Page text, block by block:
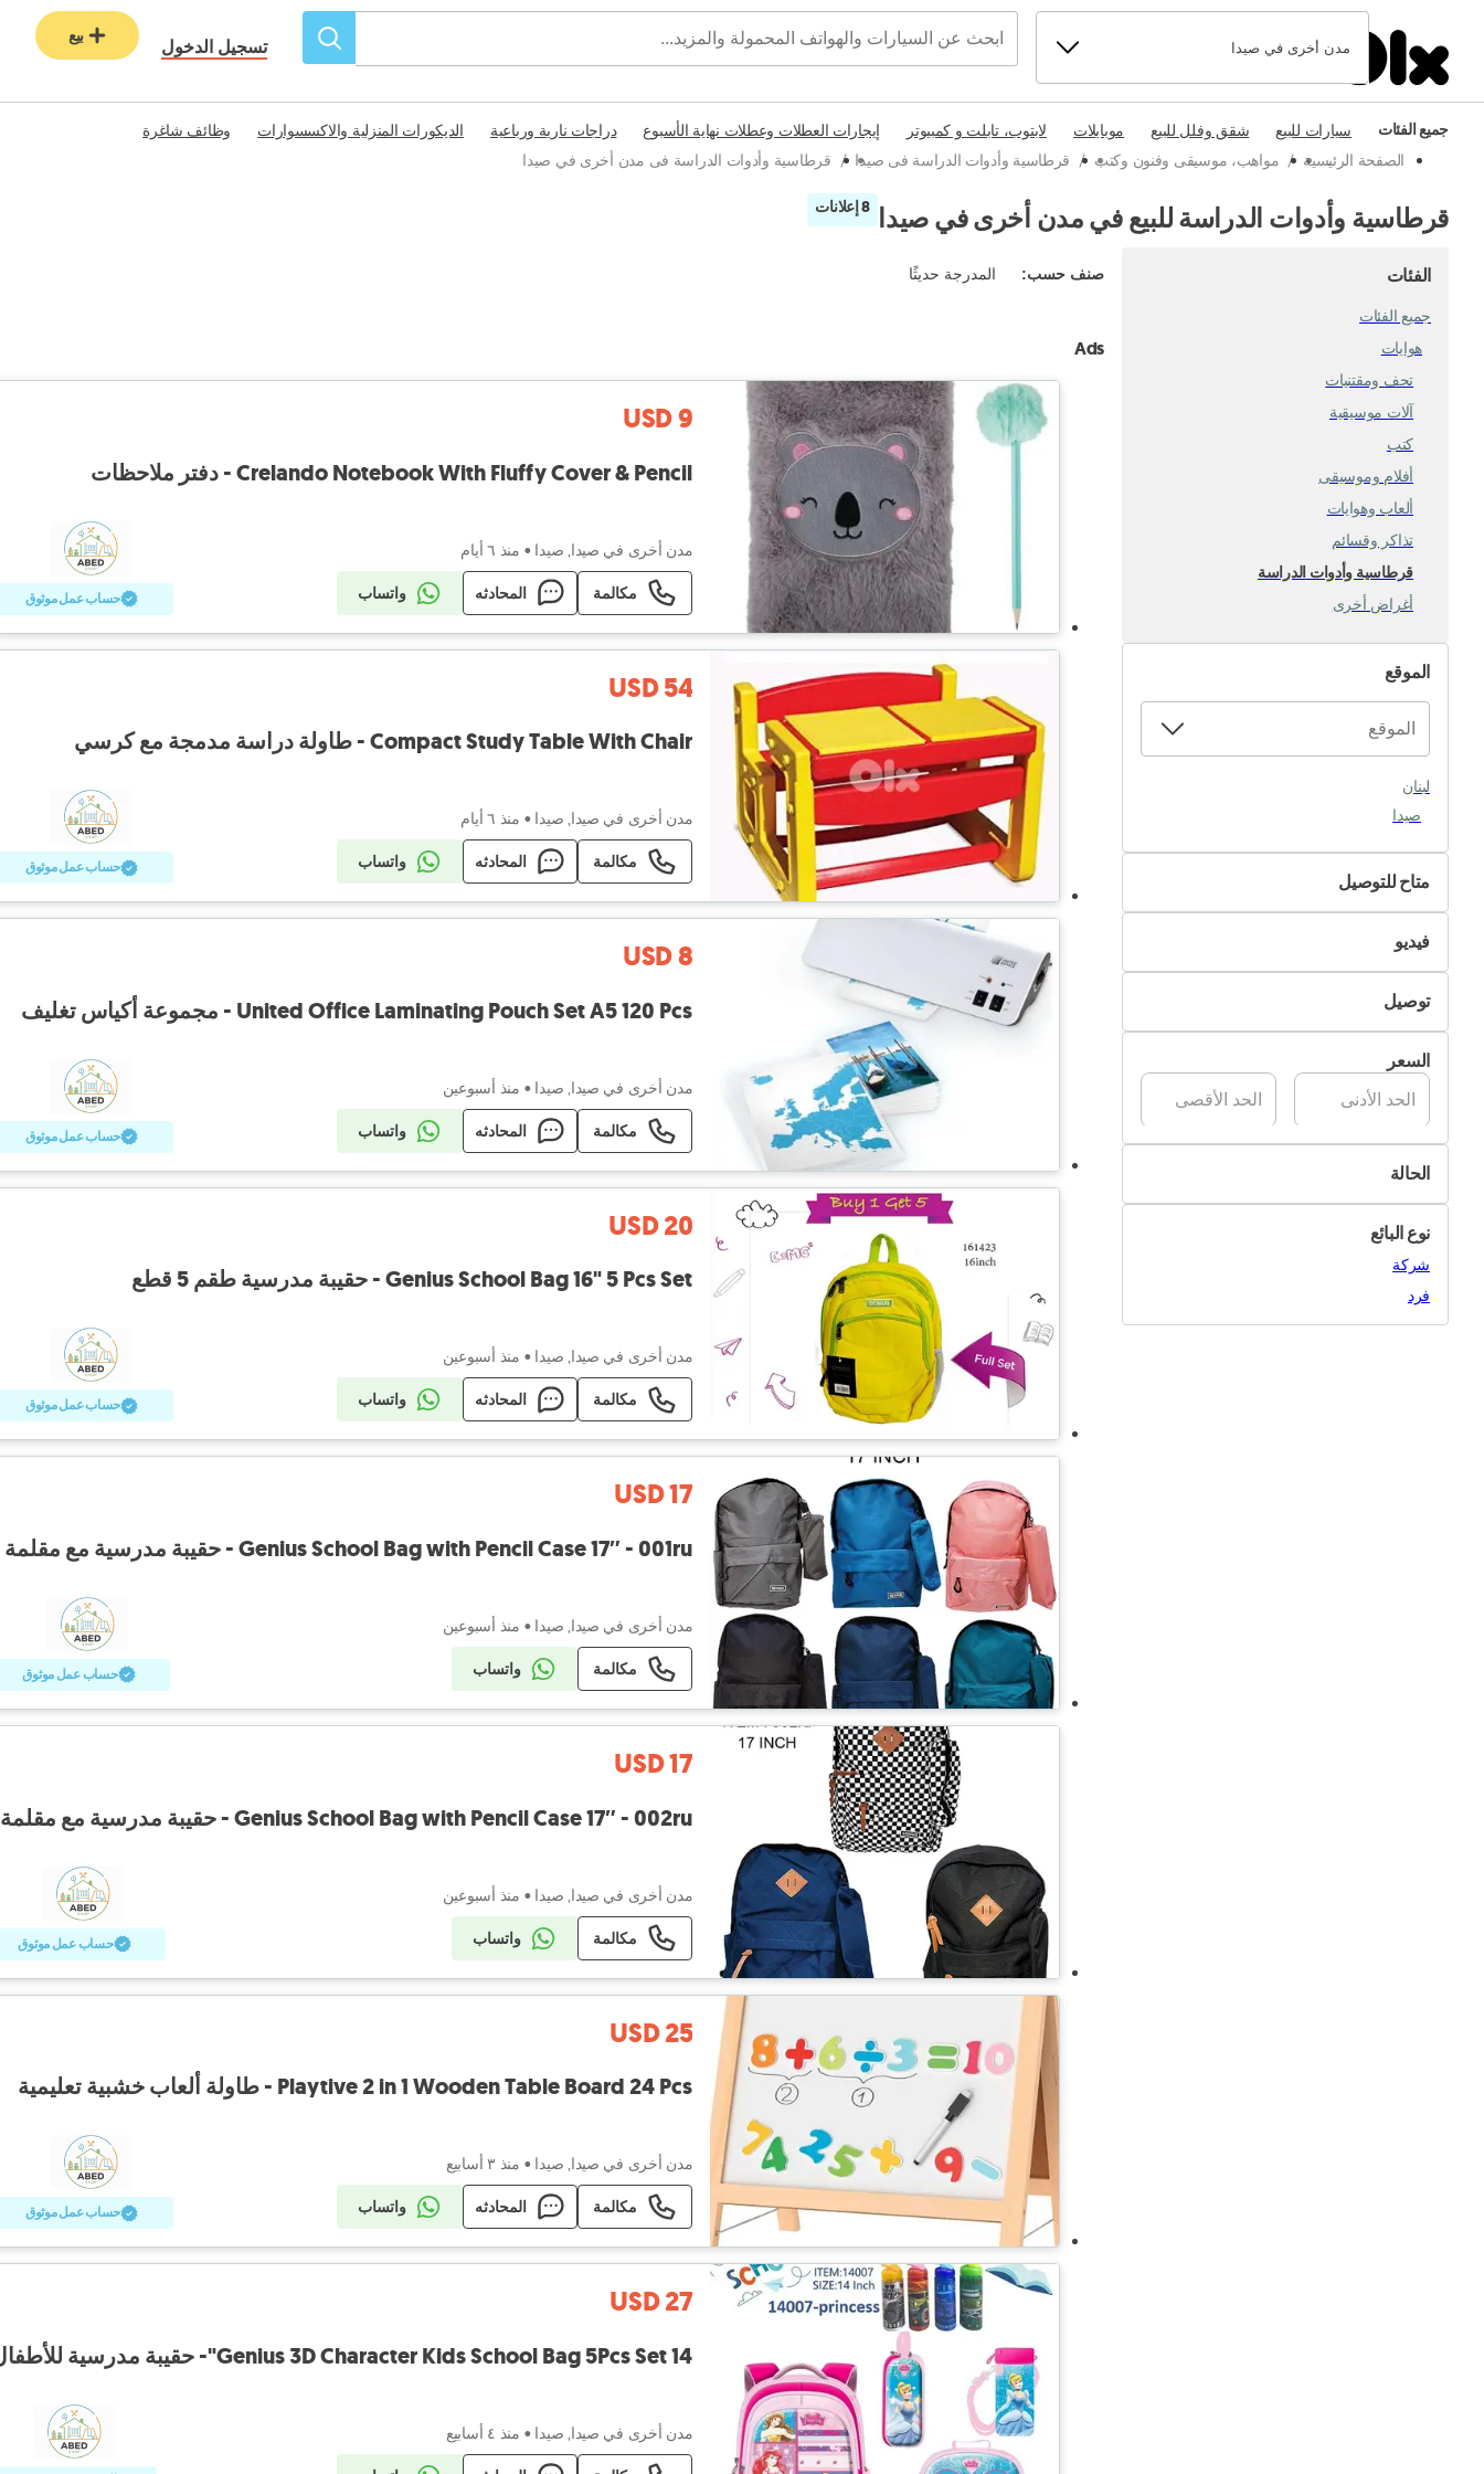
مدن أخرى في صيدا تسجيل الدخول
بيع
جميع الفئات سيارات للبيع شقق وفلل للبيع موبايلات لابتوب، تابلت و كمبيوتر إيجارات العطلات وعطلات نهاية الأسبوع دراجات نارية ورباعية الديكورات المنزلية والاكسسوارات
وظائف شاغرة
الصفحة الرئيسية / مواهب، موسيقى وفنون وكتب / قرطاسية وأدوات الدراسة فى صيدا / قرطاسية وأدوات الدراسة فى مدن أخرى في صيدا
قرطاسية وأدوات الدراسة للبيع في مدن أخرى في صيدا 8 إعلانات
الفئات
جميع الفئات
هوايات
تحف ومقتنيات
آلات موسيقية
كتب
أفلام وموسيقى
ألعاب وهوايات
تذاكر وقسائم
قرطاسية وأدوات الدراسة
أغراض أخرى
الموقع
لبنان
صيدا
متاح للتوصيل
لا
نعمفيديو
غير متوفر
متوفرتوصيل
التسليم الذاتي
تسليم Pik&Dropالسعر
الحالة
جديد
مستعملنوع البائع
شركة
فرد
صنف حسب: المدرجة حديثًا
Ads
USD 9
Crelando Notebook With Fluffy Cover & Pencil - دفتر ملاحظات
مدن أخرى في صيدا, صيدا • منذ ٦ أيام
مكالمة المحادثه واتساب حساب عمل موثوق
USD 54
Compact Study Table With Chair - طاولة دراسة مدمجة مع كرسي
مدن أخرى في صيدا, صيدا • منذ ٦ أيام
مكالمة المحادثه واتساب حساب عمل موثوق
USD 8
United Office Laminating Pouch Set A5 120 Pcs - مجموعة أكياس تغليف
مدن أخرى في صيدا, صيدا • منذ أسبوعين
مكالمة المحادثه واتساب حساب عمل موثوق
USD 20
Genius School Bag 16" 5 Pcs Set - حقيبة مدرسية طقم 5 قطع
مدن أخرى في صيدا, صيدا • منذ أسبوعين
مكالمة المحادثه واتساب حساب عمل موثوق
USD 17
Genius School Bag with Pencil Case 17″ - 001ru - حقيبة مدرسية مع مقلمة
مدن أخرى في صيدا, صيدا • منذ أسبوعين
مكالمة واتساب حساب عمل موثوق
USD 17
Genius School Bag with Pencil Case 17″ - 002ru - حقيبة مدرسية مع مقلمة
مدن أخرى في صيدا, صيدا • منذ أسبوعين
مكالمة واتساب حساب عمل موثوق
USD 25
Playtive 2 in 1 Wooden Table Board 24 Pcs - طاولة ألعاب خشبية تعليمية
مدن أخرى في صيدا, صيدا • منذ ٣ أسابيع
مكالمة المحادثه واتساب حساب عمل موثوق
USD 27
Genius 3D Character Kids School Bag 5Pcs Set 14"- حقيبة مدرسية للأطفال
مدن أخرى في صيدا, صيدا • منذ ٤ أسابيع